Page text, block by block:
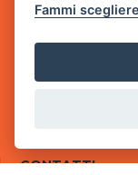
via Villaggio dei
via Industriale, 2
Partita iva
CONTATTI
Fammi scegliere